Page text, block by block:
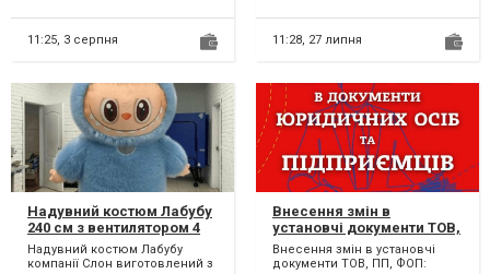
ТТН, відстеження с...
11:25, 3 серпня
в АВК 5. Составить смету
на тендер Прозоро
Франковск
БЮДЖЕТОМ. ПОЛНОЕ
СОПРОВОЖДЕНИЕ ОБЪЕКТА
ОТ...
11:28, 27 липня
Надувний костюм Лабубу
240 см з вентилятором 4
години роботи на одному
заряді
Надувний костюм Лабубу
компанії Слон виготовлений з
Внесення змін в
установчі документи ТОВ,
ПП, ФОП (недорого)
Внесення змін в установчі
документи ТОВ, ПП, ФОП: